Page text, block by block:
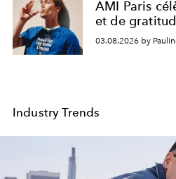
AMI Paris
et de
03.08.2026 by
Industry Trends